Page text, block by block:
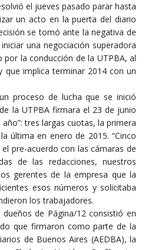
el jueves pasado parar hasta
un acto en la puerta del diario
se tomó ante la negativa de
una negociación superadora
la conducción de la UTPBA, al
que implica terminar 2014 con un
proceso de lucha que se inició
la UTPBA firmara el 23 de junio
tres largas cuotas, la primera
última en enero de 2015. “Cinco
pre-acuerdo con las cámaras de
de las redacciones, nuestros
gerentes de la empresa que la
esos números y solicitaba
los trabajadores.
de Página/12 consistió en
que firmaron como parte de la
de Buenos Aires (AEDBA), la